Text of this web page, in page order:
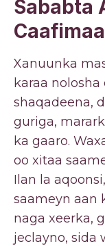
Sababta
Xanuunka
karaa
shaqadeena,
guriga,
ka gaaro.
oo xitaa
Ilan la
saameyn aan
naga xeerka,
jeclayno, sida